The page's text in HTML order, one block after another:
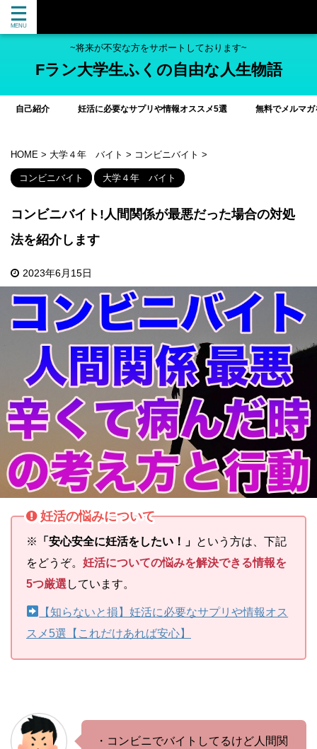
~将来が不安な方をサポートしております~
Fラン大学生ふくの自由な人生物語
自己紹介 妊活に必要なサプリや情報オススメ5選 無料でメルマガ
HOME > 大学４年 バイト > コンビニバイト >
コンビニバイト 大学４年 バイト
コンビニバイト!人間関係が最悪だった場合の対処
法を紹介します
2023年6月15日
妊活の悩みについて
※ 「安心安全に妊活をしたい！」 という方は、下記
をどうぞ。 妊活についての悩みを解決できる情報を
5つ厳選 しています。
【知らないと損】妊活に必要なサプリや情報オス
スメ5選【これだけあれば安心】
・コンビニでバイトしてるけど人間関